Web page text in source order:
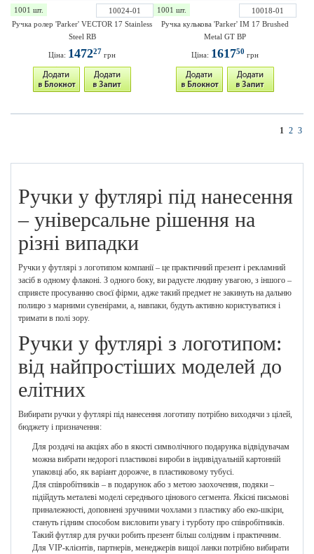
1001 шт.
10024-01
Ручка ролер 'Parker' VECTOR 17 Stainless
Steel RB
Ціна: 147227 грн
1001 шт.
10018-01
Ручка кулькова 'Parker' IM 17 Brushed
Metal GT BP
Ціна: 161750 грн
1 2 3
Ручки у футлярі під нанесення
– універсальне рішення на
різні випадки
Ручки у футлярі з логотипом компанії – це практичний презент і рекламний
засіб в одному флаконі. З одного боку, ви радуєте людину увагою, з іншого –
сприяєте просуванню своєї фірми, адже такий предмет не закинуть на дальню
полицю з марними сувенірами, а, навпаки, будуть активно користуватися і
тримати в полі зору.
Ручки у футлярі з логотипом:
від найпростіших моделей до
елітних
Вибирати ручки у футлярі під нанесення логотипу потрібно виходячи з цілей,
бюджету і призначення:
Для роздачі на акціях або в якості символічного подарунка відвідувачам
можна вибрати недорогі пластикові вироби в індивідуальній картонній
упаковці або, як варіант дорожче, в пластиковому тубусі.
Для співробітників – в подарунок або з метою заохочення, подяки –
підійдуть металеві моделі середнього цінового сегмента. Якісні письмові
приналежності, доповнені зручними чохлами з пластику або еко-шкіри,
стануть гідним способом висловити увагу і турботу про співробітників.
Такий футляр для ручки робить презент більш солідним і практичним.
Для VIP-клієнтів, партнерів, менеджерів вищої ланки потрібно вибирати